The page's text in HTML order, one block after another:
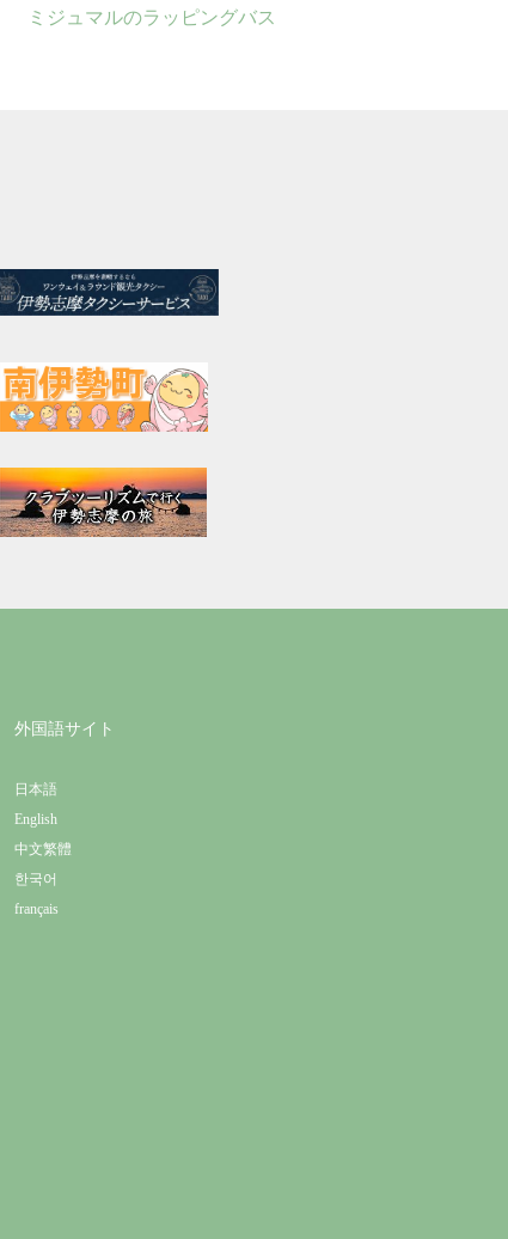
ミジュマルのラッピングバス
外国語サイト
日本語
English
中文繁體
한국어
français